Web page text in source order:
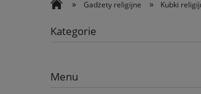
» Gadżety religijne » Kubki
Kategorie
Menu